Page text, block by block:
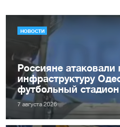
НОВОСТИ
Россияне
инфраструктуру
футбольный
7 августа 2026